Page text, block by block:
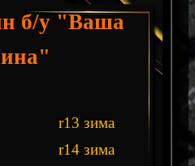
б/у "Ваша
r13 зима
r14 зима